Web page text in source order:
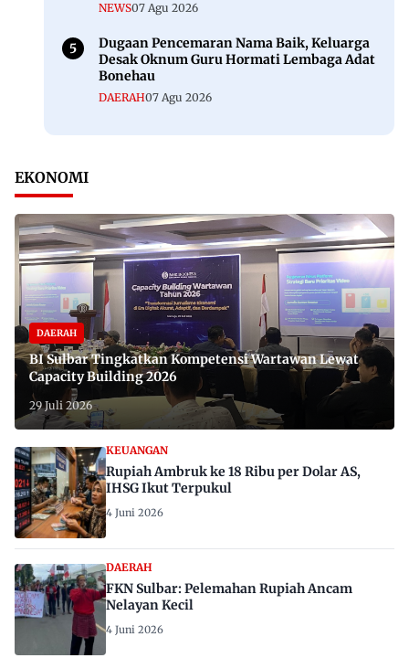
NEWS07 Agu 2026
Dugaan Pencemaran Nama Baik, Keluarga
Desak Oknum Guru Hormati Lembaga Adat
Bonehau
DAERAH07 Agu 2026
EKONOMI
DAERAH
BI Sulbar Tingkatkan Kompetensi Wartawan Lewat
Capacity Building 2026
29 Juli 2026
KEUANGAN
Rupiah Ambruk ke 18 Ribu per Dolar AS,
IHSG Ikut Terpukul
4 Juni 2026
DAERAH
FKN Sulbar: Pelemahan Rupiah Ancam
Nelayan Kecil
4 Juni 2026